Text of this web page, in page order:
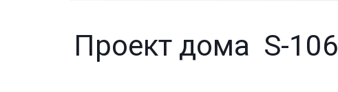
Проект дома S-106